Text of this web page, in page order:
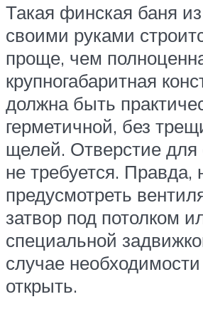
Такая финская баня
своими руками
проще, чем
крупногабаритная
должна быть
герметичной, без
щелей. Отверстие для
не требуется. Правда,
предусмотреть
затвор под потолком
специальной
случае
открыть.